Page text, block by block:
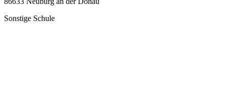
Sonstige Schule